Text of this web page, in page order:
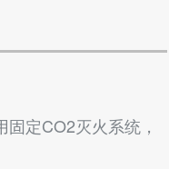
定CO2灭火系统，